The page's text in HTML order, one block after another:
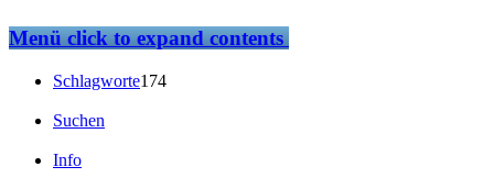
Menüclick to expand contents
Schlagworte174
Suchen
Info